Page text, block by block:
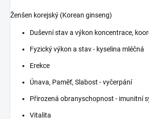
Ženšen korejský (Korean ginseng)
Duševní stav a výkon koncentrace,
Fyzický výkon a stav - kyselina mléčná
Erekce
Únava, Paměť, Slabost - vyčerpání
Přirozená obranyschopnost - imunitní
Vitalita